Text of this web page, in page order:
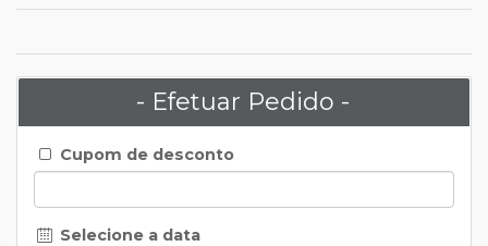
- Efetuar Pedido -
Cupom de desconto
Selecione a data